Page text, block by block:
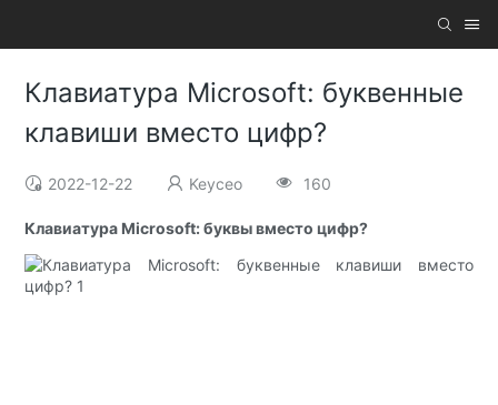
Клавиатура Microsoft: буквенные
клавиши вместо цифр?
2022-12-22 Keyceo 160
Клавиатура Microsoft: буквы вместо цифр?